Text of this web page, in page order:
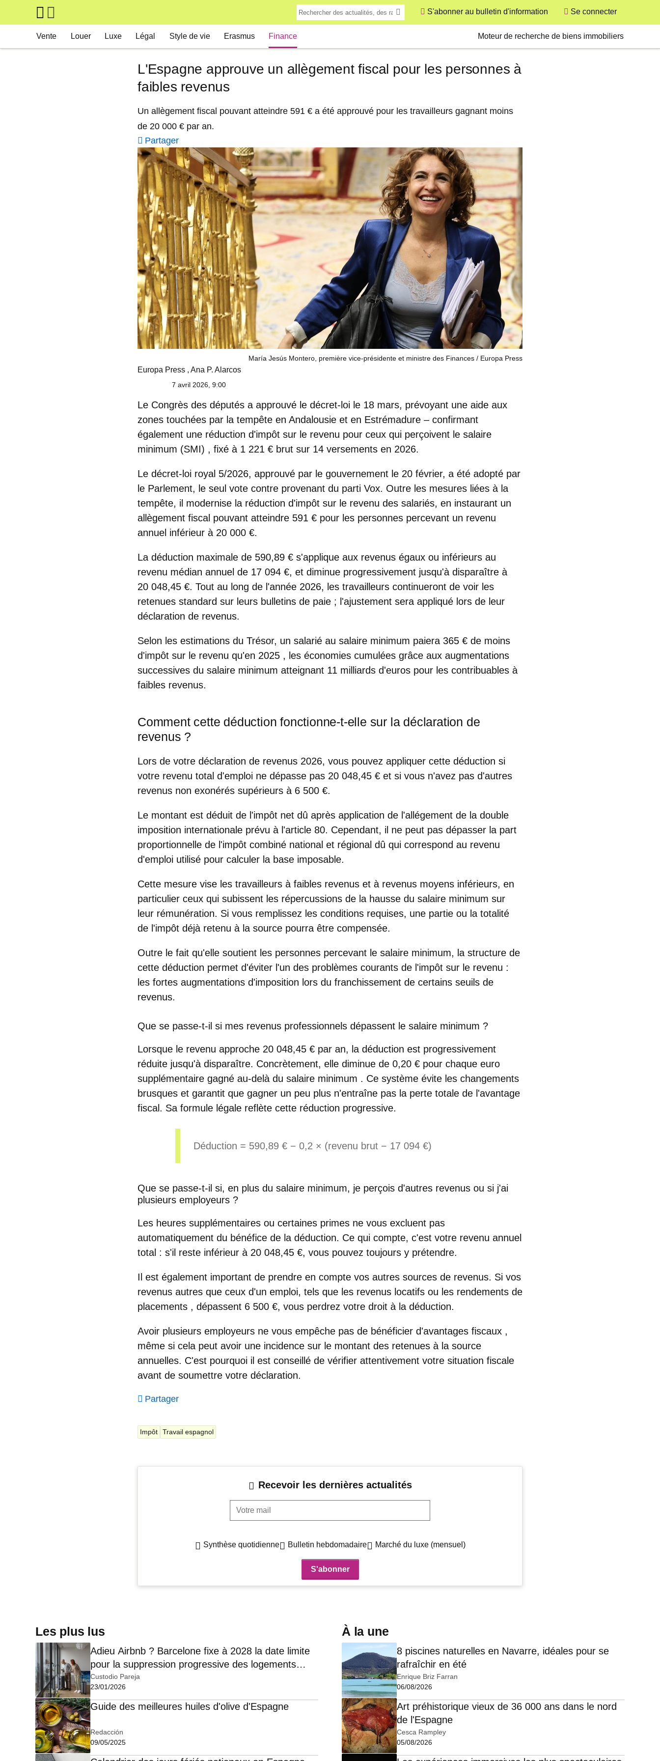
Skip to main content
S'abonner au bulletin d'information
User
Se connecter
Vente Louer Luxe Légal Style de vie Erasmus Finance Moteur de recherche de biens immobiliers
L'Espagne approuve un allègement fiscal pour les personnes à
faibles revenus
Un allègement fiscal pouvant atteindre 591 € a été approuvé pour les travailleurs gagnant moins
de 20 000 € par an.
Partager
María Jesús Montero, première vice-présidente et ministre des Finances Europa Press
Europa Press , Ana P. Alarcos
7 avril 2026, 9:00
Le Congrès des députés a approuvé le décret-loi le 18 mars, prévoyant une aide aux
zones touchées par la tempête en Andalousie et en Estrémadure – confirmant
également une réduction d'impôt sur le revenu pour ceux qui perçoivent le salaire
minimum (SMI) , fixé à 1 221 € brut sur 14 versements en 2026.
Le décret-loi royal 5/2026, approuvé par le gouvernement le 20 février, a été adopté par
le Parlement, le seul vote contre provenant du parti Vox. Outre les mesures liées à la
tempête, il modernise la réduction d'impôt sur le revenu des salariés, en instaurant un
allègement fiscal pouvant atteindre 591 € pour les personnes percevant un revenu
annuel inférieur à 20 000 €.
La déduction maximale de 590,89 € s'applique aux revenus égaux ou inférieurs au
revenu médian annuel de 17 094 €, et diminue progressivement jusqu'à disparaître à
20 048,45 €. Tout au long de l'année 2026, les travailleurs continueront de voir les
retenues standard sur leurs bulletins de paie ; l'ajustement sera appliqué lors de leur
déclaration de revenus.
Selon les estimations du Trésor, un salarié au salaire minimum paiera 365 € de moins
d'impôt sur le revenu qu'en 2025 , les économies cumulées grâce aux augmentations
successives du salaire minimum atteignant 11 milliards d'euros pour les contribuables à
faibles revenus.
Comment cette déduction fonctionne-t-elle sur la déclaration de
revenus ?
Lors de votre déclaration de revenus 2026, vous pouvez appliquer cette déduction si
votre revenu total d'emploi ne dépasse pas 20 048,45 € et si vous n'avez pas d'autres
revenus non exonérés supérieurs à 6 500 €.
Le montant est déduit de l'impôt net dû après application de l'allégement de la double
imposition internationale prévu à l'article 80. Cependant, il ne peut pas dépasser la part
proportionnelle de l'impôt combiné national et régional dû qui correspond au revenu
d'emploi utilisé pour calculer la base imposable.
Cette mesure vise les travailleurs à faibles revenus et à revenus moyens inférieurs, en
particulier ceux qui subissent les répercussions de la hausse du salaire minimum sur
leur rémunération. Si vous remplissez les conditions requises, une partie ou la totalité
de l'impôt déjà retenu à la source pourra être compensée.
Outre le fait qu'elle soutient les personnes percevant le salaire minimum, la structure de
cette déduction permet d'éviter l'un des problèmes courants de l'impôt sur le revenu :
les fortes augmentations d'imposition lors du franchissement de certains seuils de
revenus.
Que se passe-t-il si mes revenus professionnels dépassent le salaire minimum ?
Lorsque le revenu approche 20 048,45 € par an, la déduction est progressivement
réduite jusqu'à disparaître. Concrètement, elle diminue de 0,20 € pour chaque euro
supplémentaire gagné au-delà du salaire minimum . Ce système évite les changements
brusques et garantit que gagner un peu plus n'entraîne pas la perte totale de l'avantage
fiscal. Sa formule légale reflète cette réduction progressive.
Déduction = 590,89 € − 0,2 × (revenu brut − 17 094 €)
Que se passe-t-il si, en plus du salaire minimum, je perçois d'autres revenus ou si j'ai
plusieurs employeurs ?
Les heures supplémentaires ou certaines primes ne vous excluent pas
automatiquement du bénéfice de la déduction. Ce qui compte, c'est votre revenu annuel
total : s'il reste inférieur à 20 048,45 €, vous pouvez toujours y prétendre.
Il est également important de prendre en compte vos autres sources de revenus. Si vos
revenus autres que ceux d'un emploi, tels que les revenus locatifs ou les rendements de
placements , dépassent 6 500 €, vous perdrez votre droit à la déduction.
Avoir plusieurs employeurs ne vous empêche pas de bénéficier d'avantages fiscaux ,
même si cela peut avoir une incidence sur le montant des retenues à la source
annuelles. C'est pourquoi il est conseillé de vérifier attentivement votre situation fiscale
avant de soumettre votre déclaration.
Partager
Impôt Travail espagnol
Recevoir les dernières actualités
Votre mail
Synthèse quotidienne Bulletin hebdomadaire Marché du luxe (mensuel)
Les plus lus
Adieu Airbnb ? Barcelone fixe à 2028 la date limite
pour la suppression progressive des logements
touristiques
Custodio Pareja
23/01/2026
Guide des meilleures huiles d'olive d'Espagne
Redacción
09/05/2025
À la une
8 piscines naturelles en Navarre, idéales pour se
rafraîchir en été
Enrique Briz Farran
06/08/2026
Art préhistorique vieux de 36 000 ans dans le nord
de l'Espagne
Cesca Rampley
05/08/2026